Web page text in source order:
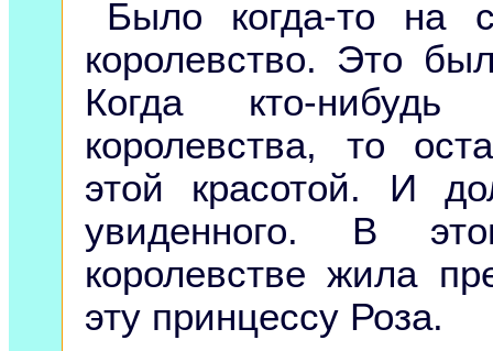
Было когда-то на
королевство. Это
Когда кто-
королевства, то
этой красотой. И
увиденного. В
королевстве жила
эту принцессу Роза.